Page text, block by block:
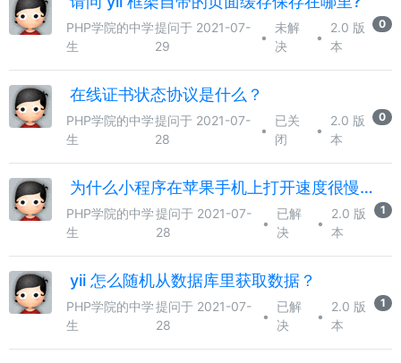
PHP学院的中学
生
提问于 2021-07-
29
•
未解
决
•
2.0 版
本
0
在线证书状态协议是什么？
PHP学院的中学
生
提问于 2021-07-
28
•
已关
闭
•
2.0 版
本
0
为什么小程序在苹果手机上打开速度很慢？
PHP学院的中学
生
提问于 2021-07-
28
•
已解
决
•
2.0 版
本
1
yii 怎么随机从数据库里获取数据？
PHP学院的中学
生
提问于 2021-07-
28
•
已解
决
•
2.0 版
本
1